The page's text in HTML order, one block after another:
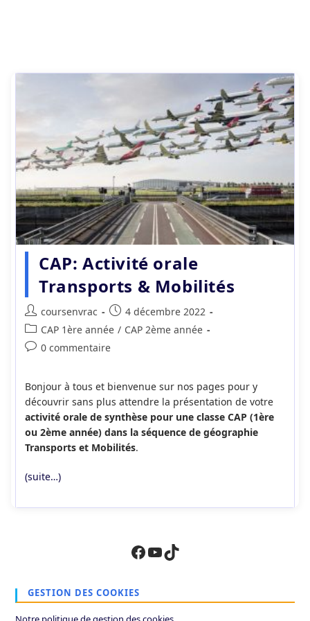
CAP: Activité orale
Transports & Mobilités
Auteur/autrice
de
la
publication :
coursenvrac
Publication
publiée :
4 décembre 2022
Post
category:
CAP 1ère année / CAP 2ème année
Commentaires
publication :
0 commentaire
Bonjour à tous et bienvenue sur nos pages pour y
découvrir sans plus attendre la présentation de votre
activité orale de synthèse pour une classe CAP (1ère
ou 2ème année) dans la séquence de géographie
Transports et Mobilités.
(suite…)
Facebook
YouTube
TikTok
GESTION DES COOKIES